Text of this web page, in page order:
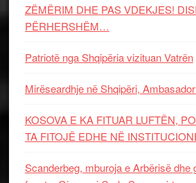
ZËMËRIM DHE PAS VDEKJES!
PËRHERSHËM…
Patriotë nga Shqipëria vizituan Vatrën
Mirëseardhje në Shqipëri,
KOSOVA E KA FITUAR LUFTËN,
TA FITOJË EDHE NË
Scanderbeg, mburoja e Arbërisë dhe